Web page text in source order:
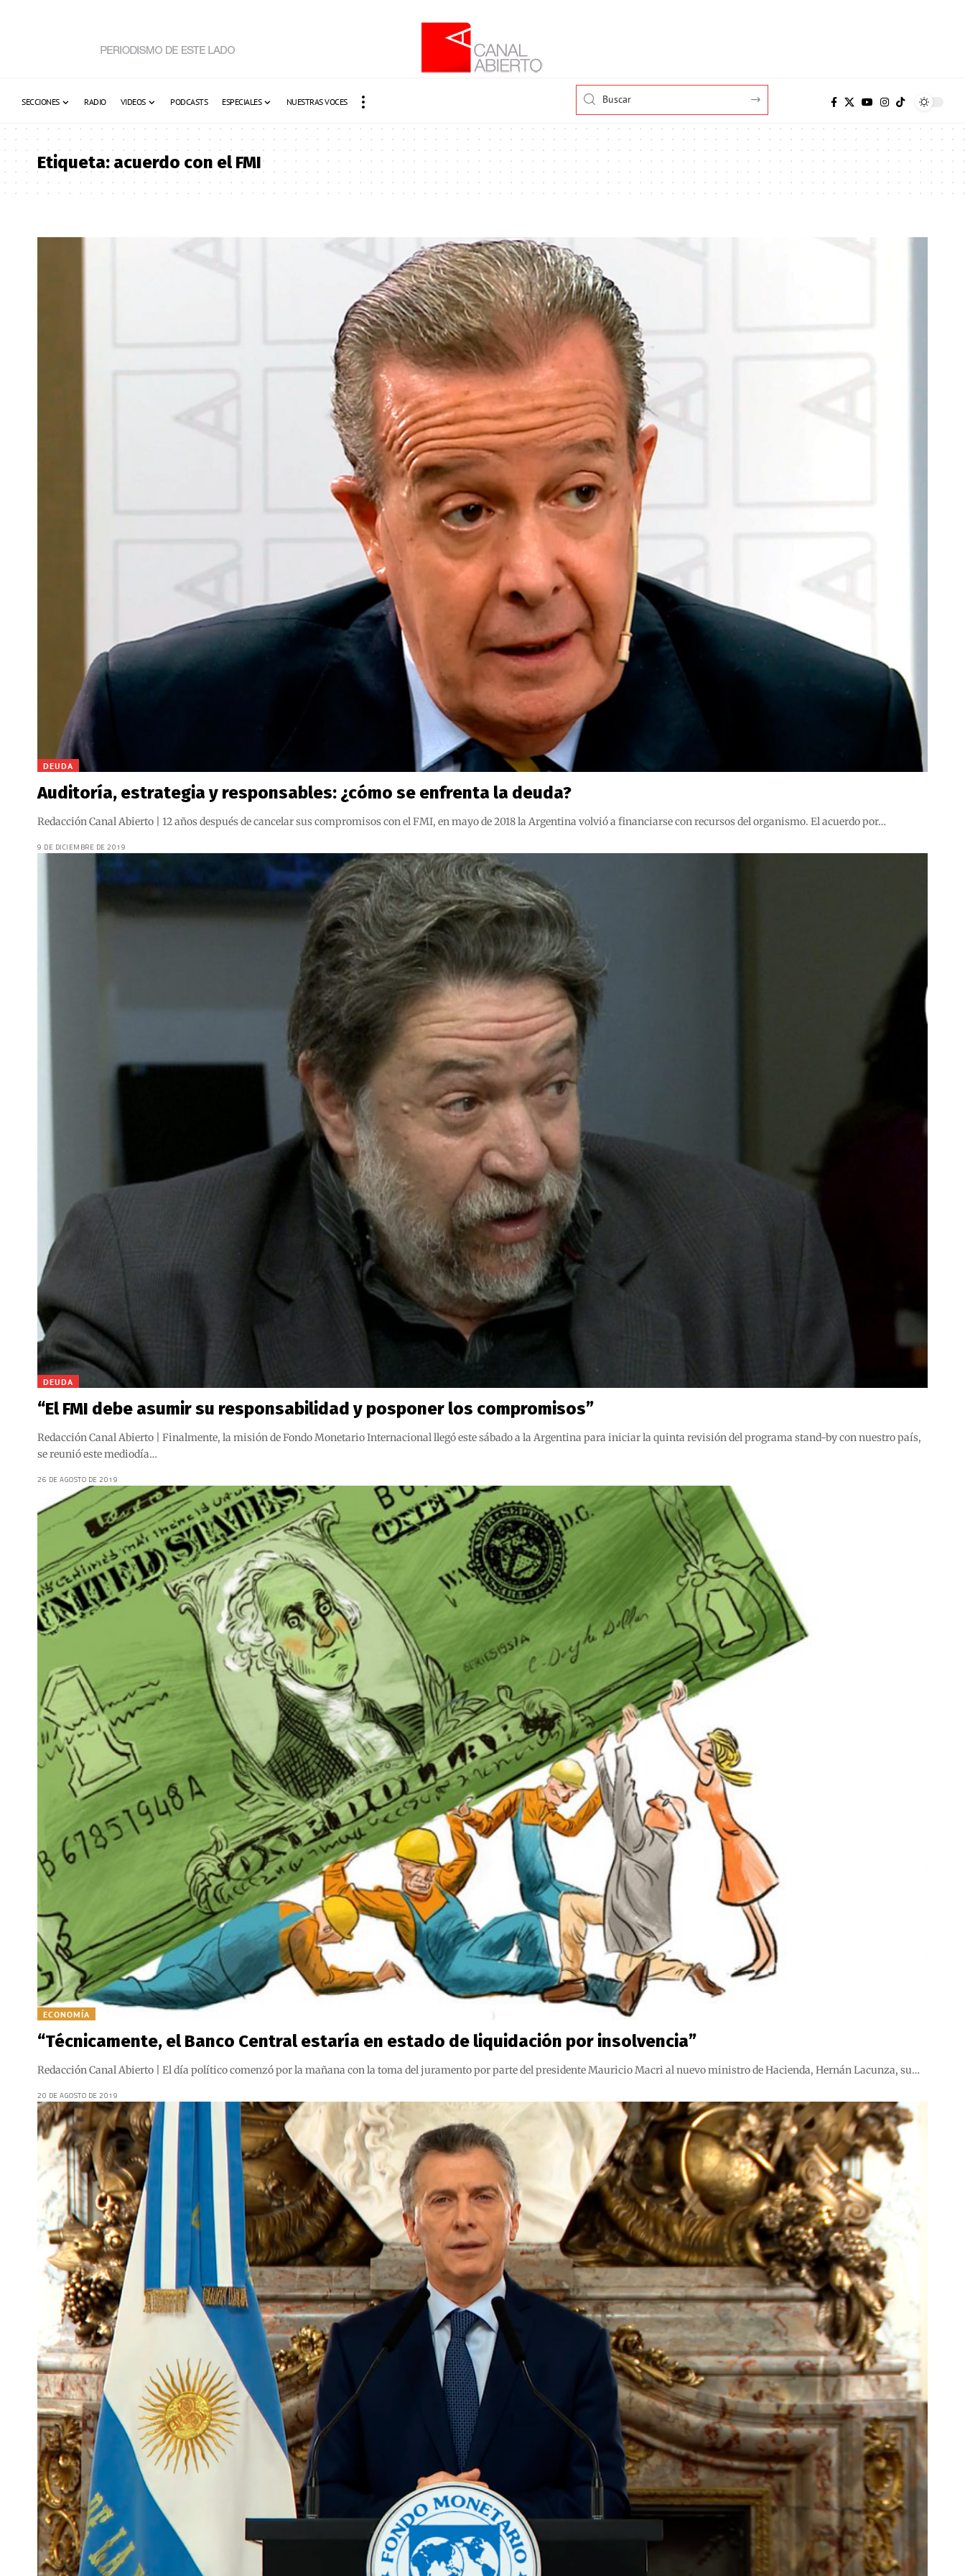
SECCIONES RADIO VIDEOS PODCASTS ESPECIALES NUESTRAS VOCES
Etiqueta:acuerdo con el FMI
DEUDA
Auditoría, estrategia y responsables: ¿cómo se enfrenta la deuda?
Redacción Canal Abierto | 12 años después de cancelar sus compromisos con el FMI, en mayo de 2018 la Argentina volvió a financiarse con recursos del organismo. El acuerdo por…
9 DE DICIEMBRE DE 2019
DEUDA
“El FMI debe asumir su responsabilidad y posponer los compromisos”
Redacción Canal Abierto | Finalmente, la misión de Fondo Monetario Internacional llegó este sábado a la Argentina para iniciar la quinta revisión del programa stand-by con nuestro país,
se reunió este mediodía…
26 DE AGOSTO DE 2019
ECONOMÍA
“Técnicamente, el Banco Central estaría en estado de liquidación por insolvencia”
Redacción Canal Abierto | El día político comenzó por la mañana con la toma del juramento por parte del presidente Mauricio Macri al nuevo ministro de Hacienda, Hernán Lacunza, su…
20 DE AGOSTO DE 2019